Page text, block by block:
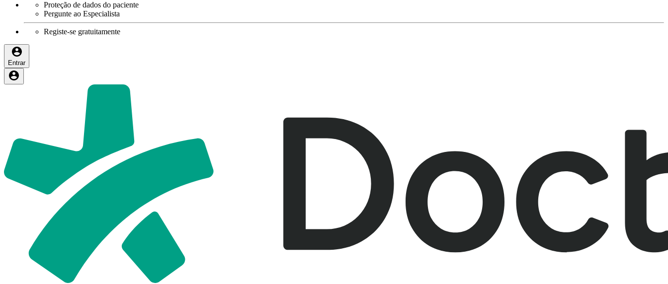
Proteção de dados do paciente
Pergunte ao Especialista
Registe-se gratuitamente
Entrar